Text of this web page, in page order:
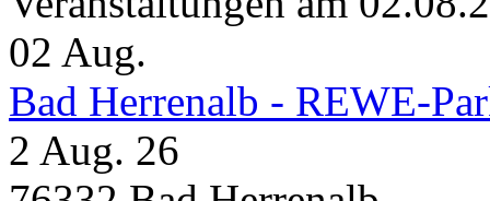
02 Aug.
Bad Herrenalb - REWE-
2 Aug. 26